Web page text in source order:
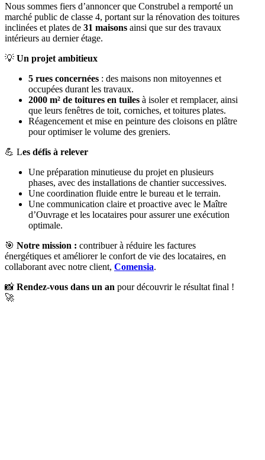
Nous sommes fiers d’annoncer que Construbel a remporté un
marché public de classe 4, portant sur la rénovation des toitures
inclinées et plates de 31 maisons ainsi que sur des travaux
intérieurs au dernier étage.
💡 Un projet ambitieux
5 rues concernées : des maisons non mitoyennes et
occupées durant les travaux.
2000 m² de toitures en tuiles à isoler et remplacer, ainsi
que leurs fenêtres de toit, corniches, et toitures plates.
Réagencement et mise en peinture des cloisons en plâtre
pour optimiser le volume des greniers.
💪 Les défis à relever
Une préparation minutieuse du projet en plusieurs
phases, avec des installations de chantier successives.
Une coordination fluide entre le bureau et le terrain.
Une communication claire et proactive avec le Maître
d’Ouvrage et les locataires pour assurer une exécution
optimale.
🎯 Notre mission : contribuer à réduire les factures
énergétiques et améliorer le confort de vie des locataires, en
collaborant avec notre client, Comensia.
📸 Rendez-vous dans un an pour découvrir le résultat final !
🚀